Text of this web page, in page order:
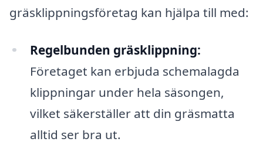
gräsklippningsföretag kan hjälpa till med:
Regelbunden gräsklippning:
Företaget kan erbjuda schemalagda
klippningar under hela säsongen,
vilket säkerställer att din gräsmatta
alltid ser bra ut.